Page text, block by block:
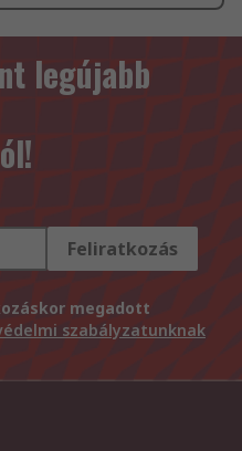
legújabb
Feliratkozás
megadott
szabályzatunknak